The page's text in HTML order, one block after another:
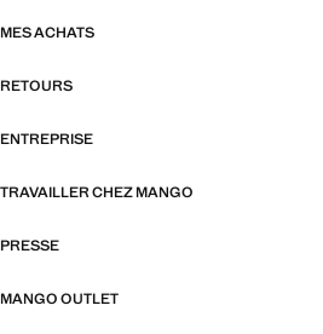
MES ACHATS
RETOURS
ENTREPRISE
TRAVAILLER CHEZ MANGO
PRESSE
MANGO OUTLET